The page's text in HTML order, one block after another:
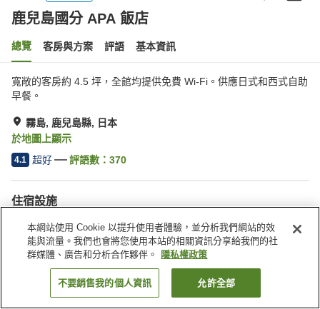
鹿兒島國分 APA 飯店
總覽 客房與方案 評語 基本資訊
寬敞的客房約 4.5 坪，全館均提供免費 Wi-Fi。供應日式和西式自助
早餐。
霧島, 鹿兒島縣, 日本
於地圖上顯示
4.1 超好 評語數： 370
住宿設施
停車場
自動販賣機
會議室
付費洗衣房
找客房
本網站使用 Cookie 以提升使用者體驗，並分析我們網站的效
能與流量。我們也會將您使用本站的相關資訊分享給我們的社
群媒體、廣告和分析合作夥伴。
隱私權政策
不要銷售我的個人資訊 允許全部